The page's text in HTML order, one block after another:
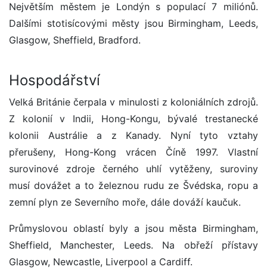
Největším městem je Londýn s populací 7 miliónů.
Dalšími stotisícovými městy jsou Birmingham, Leeds,
Glasgow, Sheffield, Bradford.
Hospodářství
Velká Británie čerpala v minulosti z koloniálních zdrojů.
Z kolonií v Indii, Hong-Kongu, bývalé trestanecké
kolonii Austrálie a z Kanady. Nyní tyto vztahy
přerušeny, Hong-Kong vrácen Číně 1997. Vlastní
surovinové zdroje černého uhlí vytěženy, suroviny
musí dovážet a to železnou rudu ze Švédska, ropu a
zemní plyn ze Severního moře, dále dováží kaučuk.
Průmyslovou oblastí byly a jsou města Birmingham,
Sheffield, Manchester, Leeds. Na obřeží přístavy
Glasgow, Newcastle, Liverpool a Cardiff.